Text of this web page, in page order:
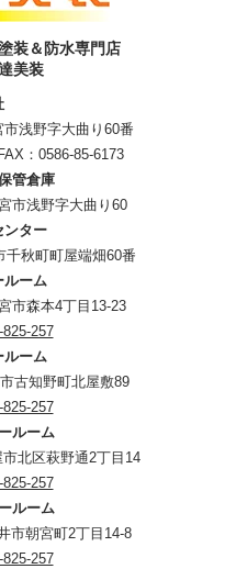
装＆防水専門店
美装
浅野字大曲り60番
：0586-85-6173
管倉庫
市浅野字大曲り60
ンター
千秋町町屋端畑60番
ルーム
市森本4丁目13-23
825-257
ルーム
古知野町北屋敷89
825-257
ルーム
北区萩野通2丁目14
825-257
ルーム
市朝宮町2丁目14-8
825-257